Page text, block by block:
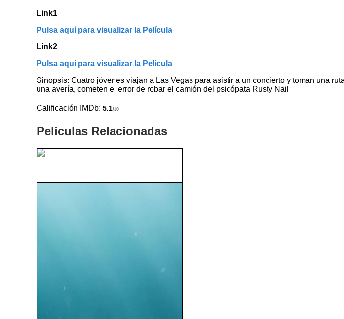
Link1
Pulsa aquí para visualizar la Película
Link2
Pulsa aquí para visualizar la Película
Sinopsis: Cuatro jóvenes viajan a Las Vegas para asistir a un concierto y toman una
una avería, cometen el error de robar el camión del psicópata Rusty Nail
Calificación IMDb:5.1/10
Peliculas Relacionadas